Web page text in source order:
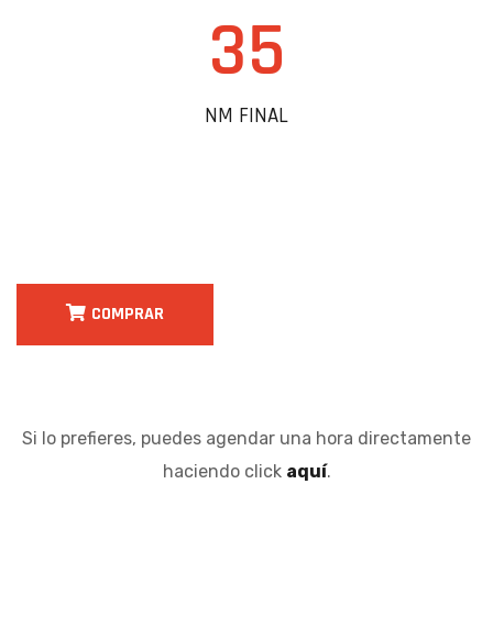
35
NM FINAL
COMPRAR
Si lo prefieres, puedes agendar una hora directamente
haciendo click aquí.